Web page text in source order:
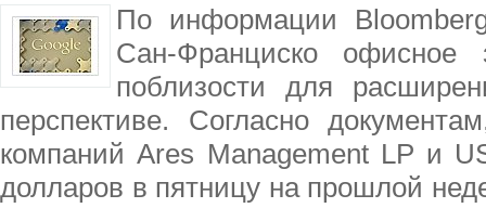
По информации
Сан-Франциско
поблизости для
перспективе. Согласно
компаний Ares Management LP и
долларов в пятницу на прошлой